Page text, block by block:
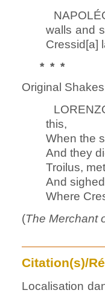
walls and
Cressid[a]
* * *
Original
this,
When the
And they
Troilus,
And
Where
(The Merchant
Citation(s)/
Localisation